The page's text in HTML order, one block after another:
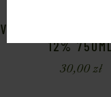
VEZAK GRASEVINA
12%
30,00zł